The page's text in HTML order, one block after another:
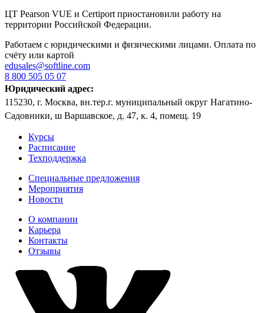
ЦТ Pearson VUE и Certiport приостановили работу на
территории Российской Федерации.
Работаем с юридическими и физическими лицами. Оплата по
счёту или картой
edusales@softline.com
8 800 505 05 07
Юридический адрес:
115230, г. Москва, вн.тер.г. муниципальный округ Нагатино-
Садовники, ш Варшавское, д. 47, к. 4, помещ. 19
Курсы
Расписание
Техподдержка
Специальные предложения
Мероприятия
Новости
О компании
Карьера
Контакты
Отзывы